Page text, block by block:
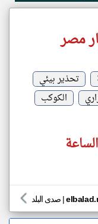
مصر
تحذير بيئي
الكوكب
صدى البلد |